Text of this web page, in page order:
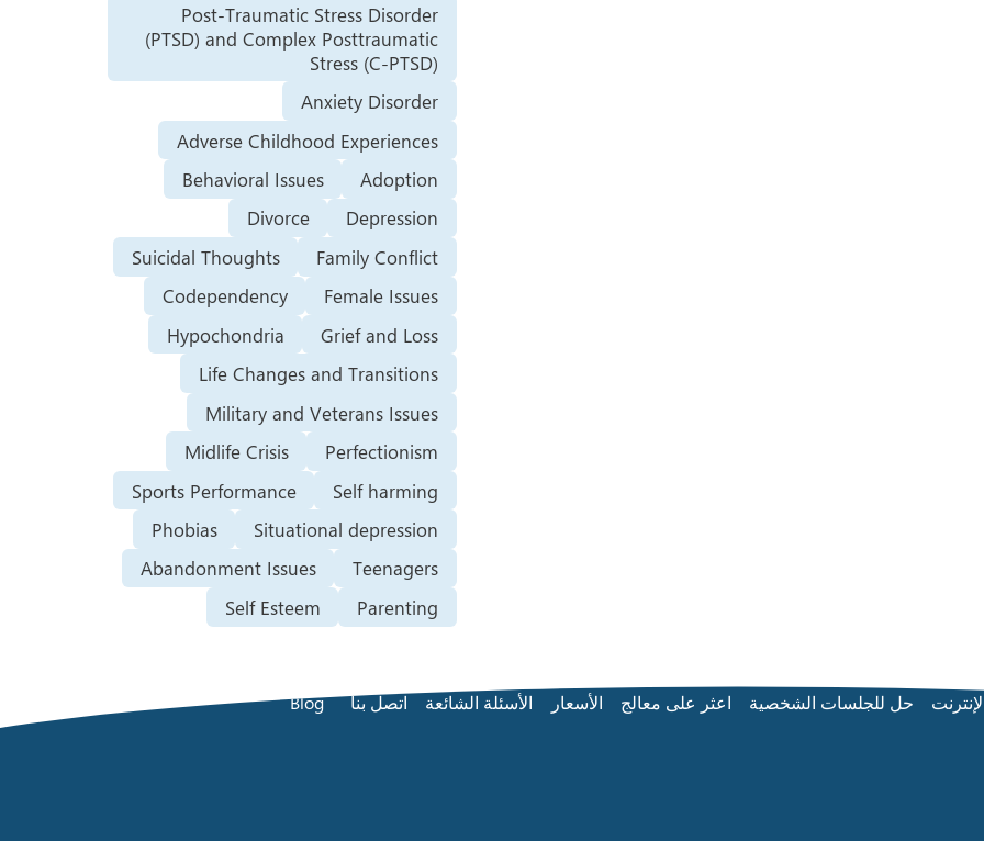
Post-Traumatic Stress Disorder
(PTSD) and Complex Posttraumatic
Stress (C-PTSD)
Anxiety Disorder
Adverse Childhood Experiences
Adoption
Behavioral Issues
Depression
Divorce
Family Conflict
Suicidal Thoughts
Female Issues
Codependency
Grief and Loss
Hypochondria
Life Changes and Transitions
Military and Veterans Issues
Perfectionism
Midlife Crisis
Self harming
Sports Performance
Situational depression
Phobias
Teenagers
Abandonment Issues
Parenting
Self Esteem
حل للجلسات الشخصية اعثر على معالج الأسعار الأسئلة الشائعة اتصل بنا Blog